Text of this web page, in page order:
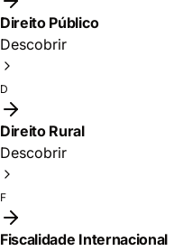
Direito Público
Descobrir
D
Direito Rural
Descobrir
F
Fiscalidade Internacional